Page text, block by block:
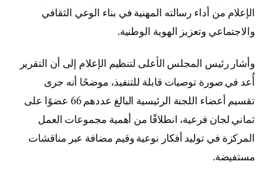
الإعلام من أداء رسالته المهنية في بناء الوعي الثقافي
والاجتماعي وتعزيز الهوية الوطنية.
وأشار رئيس المجلس الأعلى لتنظيم الإعلام إلى أن التقرير
أُعد في صورة توصيات قابلة للتنفيذ، موضحًا أنه جرى
تقسيم أعضاء اللجنة الرئيسية البالغ عددهم 66 عضوًا على
ثماني لجان فرعية، انطلاقًا من أهمية مجموعات العمل
المركزة في توليد أفكار نوعية وقيم مضافة عبر مناقشات
مستفيضة.